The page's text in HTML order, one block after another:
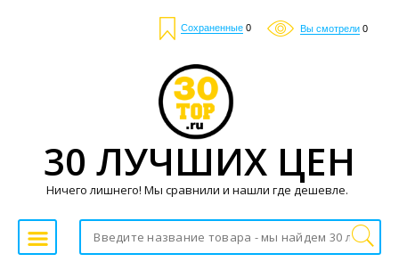
Сохраненные 0 Вы смотрели 0
30 ЛУЧШИХ ЦЕН
Ничего лишнего! Мы сравнили и нашли где дешевле.